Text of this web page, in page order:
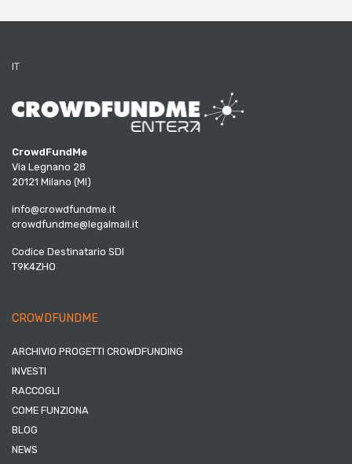
IT
CrowdFundMe
Via Legnano 28
20121 Milano (MI)
info@crowdfundme.it
crowdfundme@legalmail.it
Codice Destinatario SDI
T9K4ZHO
CROWDFUNDME
ARCHIVIO PROGETTI CROWDFUNDING
INVESTI
RACCOGLI
COME FUNZIONA
BLOG
NEWS